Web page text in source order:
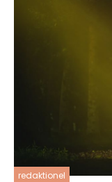
redaktionel